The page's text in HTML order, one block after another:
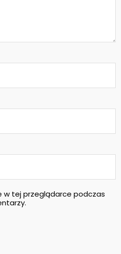
w tej przeglądarce podczas